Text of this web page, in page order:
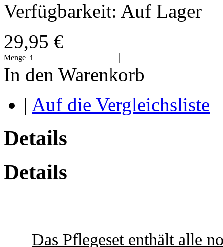
Verfügbarkeit: Auf Lager
29,95 €
Menge
In den Warenkorb
| Auf die Vergleichsliste
Details
Details
Das Pflegeset enthält alle